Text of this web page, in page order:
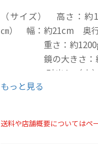
（サイズ） 高さ：
㎝） 幅：約21cm 奥
重さ：約
鏡の大きさ：約
引出し（小） 高
17.5㎝
もっと見る
送料や店舗概要についてはペ